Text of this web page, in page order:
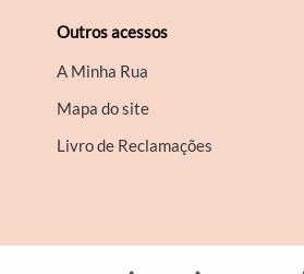
Outros acessos
A Minha Rua
Mapa do site
Livro de Reclamações